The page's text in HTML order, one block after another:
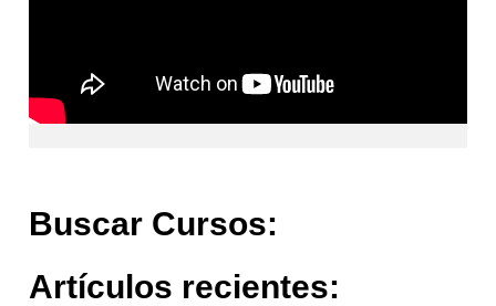
Buscar Cursos:
Artículos recientes: